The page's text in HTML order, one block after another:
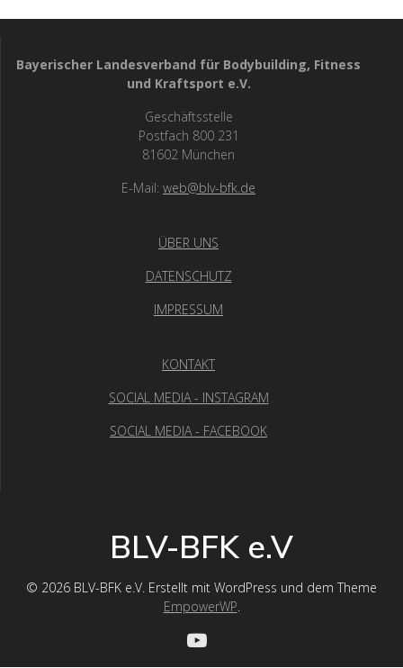
Bayerischer Landesverband für Bodybuilding, Fitness
und Kraftsport e.V.
Geschäftsstelle
Postfach 800 231
81602 München
E-Mail: web@blv-bfk.de
ÜBER UNS
DATENSCHUTZ
IMPRESSUM
KONTAKT
SOCIAL MEDIA - INSTAGRAM
SOCIAL MEDIA - FACEBOOK
BLV-BFK e.V
© 2026 BLV-BFK e.V. Erstellt mit WordPress und dem Theme
EmpowerWP.